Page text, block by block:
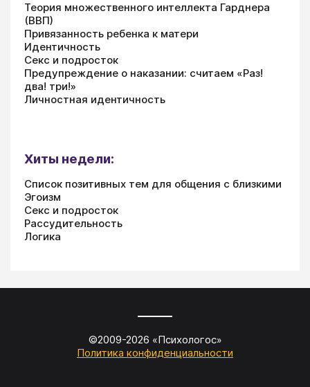
Теория множественного интеллекта Гарднера
(ВВП)
Привязанность ребенка к матери
Идентичность
Секс и подросток
Предупреждение о наказании: считаем «Раз!
два! три!»
Личностная идентичность
Хиты недели:
Список позитивных тем для общения с близкими
Эгоизм
Секс и подросток
Рассудительность
Логика
©2009-2026 «Психологос»
Политика конфиденциальности